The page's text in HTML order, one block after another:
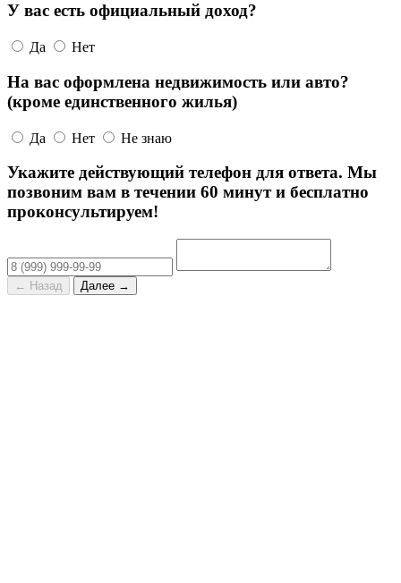
У вас есть официальный доход?
Да Нет
На вас оформлена недвижимость или авто?
(кроме единственного жилья)
Да Нет Не знаю
Укажите действующий телефон для ответа. Мы
позвоним вам в течении 60 минут и бесплатно
проконсультируем!
← Назад Далее →